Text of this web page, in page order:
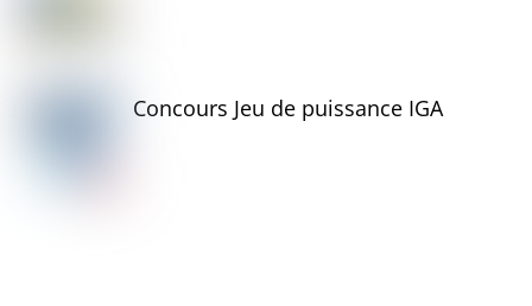
Concours Jeu de puissance IGA